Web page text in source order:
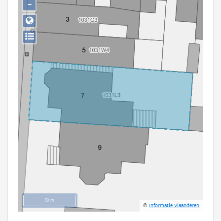
Persoon of collectief
Downloads
Hergebruik
Aanmelden
10 m
©Informatie Vlaanderen
−